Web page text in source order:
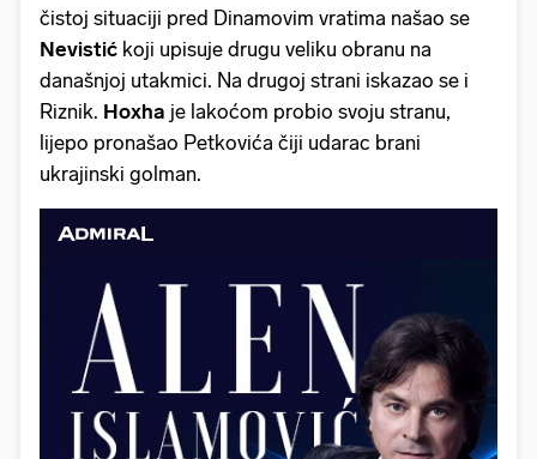
čistoj situaciji pred Dinamovim vratima našao se
Nevistić koji upisuje drugu veliku obranu na
današnjoj utakmici. Na drugoj strani iskazao se i
Riznik. Hoxha je lakoćom probio svoju stranu,
lijepo pronašao Petkovića čiji udarac brani
ukrajinski golman.